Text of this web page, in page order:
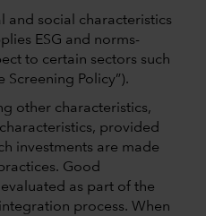
and social characteristics
ESG and norms-
to certain sectors such
Screening Policy”).
other characteristics,
provided
investments are made
Good
as part of the
process. When